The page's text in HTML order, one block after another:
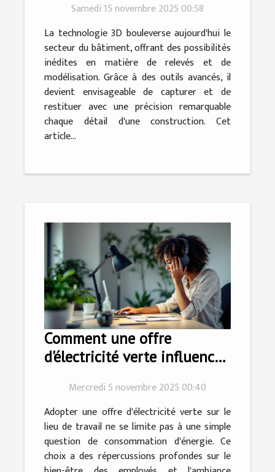
dans le bâtiment ?
Samedi 15 novembre 2025 00:58
La technologie 3D bouleverse aujourd'hui le
secteur du bâtiment, offrant des possibilités
inédites en matière de relevés et de
modélisation. Grâce à des outils avancés, il
devient envisageable de capturer et de
restituer avec une précision remarquable
chaque détail d'une construction. Cet
article...
Comment une offre
d'électricité verte influence-
employés ?
Mercredi 5 novembre 2025 00:40
Adopter une offre d'électricité verte sur le
lieu de travail ne se limite pas à une simple
question de consommation d'énergie. Ce
choix a des répercussions profondes sur le